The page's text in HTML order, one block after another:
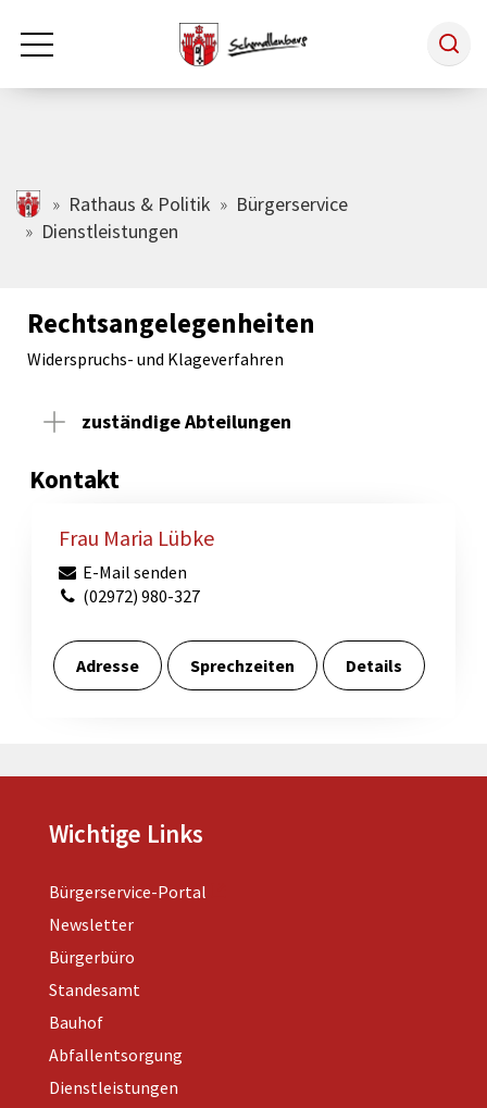
Zum Hauptinhalt springen
Rathaus & Politik
Tourismus
Freizeit & Kultur
Wirtschaft
schmallenberg.de
Rathaus & Politik
Bürgerservice
Dienstleistungen
Rechtsangelegenheiten
Widerspruchs- und Klageverfahren
zuständige Abteilungen
Kontakt
Frau Maria Lübke
E-Mail senden
(02972) 980-327
Adresse Sprechzeiten Details
Wichtige Links
Bürgerservice-Portal
Newsletter
Bürgerbüro
Standesamt
Bauhof
Abfallentsorgung
Dienstleistungen